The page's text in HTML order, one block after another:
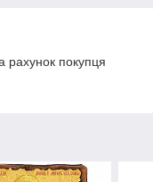
рахунок покупця